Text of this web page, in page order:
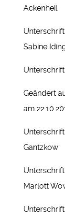
Ackenheil
Sabine
Geändert
am
Gantzkow
Marlott